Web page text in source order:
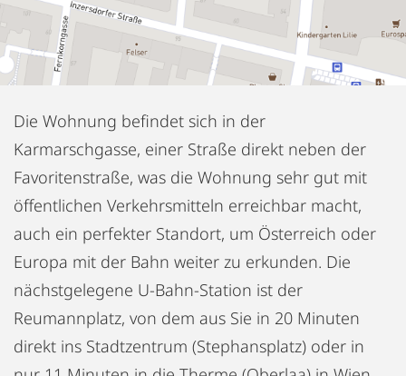
Die Wohnung befindet sich in der
Karmarschgasse, einer Straße direkt neben der
Favoritenstraße, was die Wohnung sehr gut mit
öffentlichen Verkehrsmitteln erreichbar macht,
auch ein perfekter Standort, um Österreich oder
Europa mit der Bahn weiter zu erkunden. Die
nächstgelegene U-Bahn-Station ist der
Reumannplatz, von dem aus Sie in 20 Minuten
direkt ins Stadtzentrum (Stephansplatz) oder in